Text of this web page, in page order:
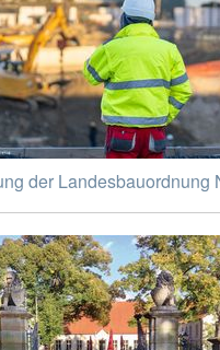
der Landesbauordnung